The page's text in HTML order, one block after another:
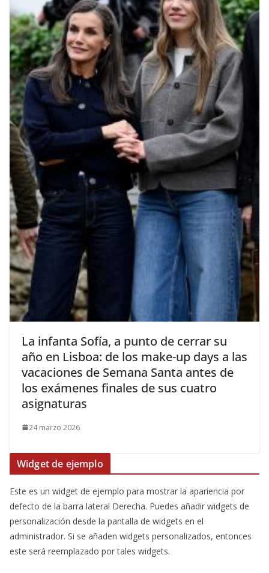
​La infanta Sofía, a punto de cerrar su
año en Lisboa: de los make-up days a las
vacaciones de Semana Santa antes de
los exámenes finales de sus cuatro
asignaturas
24 marzo 2026
Widget de ejemplo
Este es un widget de ejemplo para mostrar la apariencia por
defecto de la barra lateral Derecha. Puedes añadir widgets de
personalización desde la pantalla de widgets en el
administrador. Si se añaden widgets personalizados, entonces
este será reemplazado por tales widgets.